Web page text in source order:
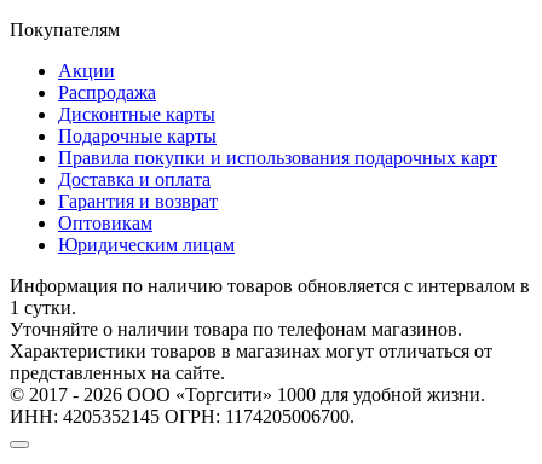
Покупателям
Акции
Распродажа
Дисконтные карты
Подарочные карты
Правила покупки и использования подарочных карт
Доставка и оплата
Гарантия и возврат
Оптовикам
Юридическим лицам
Информация по наличию товаров обновляется с интервалом в
1 сутки.
Уточняйте о наличии товара по телефонам магазинов.
Характеристики товаров в магазинах могут отличаться от
представленных на сайте.
© 2017 - 2026 ООО «Торгсити» 1000 для удобной жизни.
ИНН: 4205352145 ОГРН: 1174205006700.